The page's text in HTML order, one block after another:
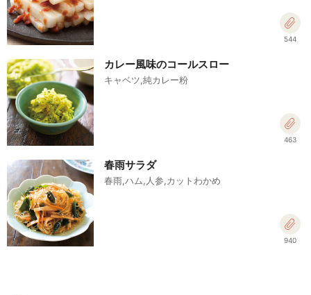
544
カレー風味のコールスロー
キャベツ,純カレー粉
463
春雨サラダ
春雨,ハム,人参,カットわかめ
940